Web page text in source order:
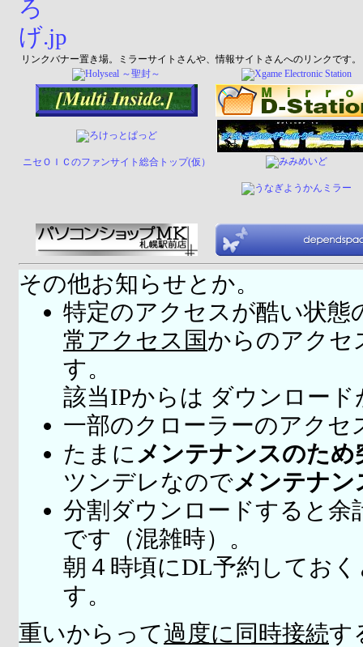
リンクバナー置き場。ミラーサイトさんや、情報サイトさんへのリンクです。
ニセＯＩＣのファンサイト総合トップ(仮）
その他お知らせとか。
特定のアクセスが酷い状態
常アクセス国からのアクセ
す。
該当IPからは ダウンロー
一部のクローラーのアクセ
たまに メンテナンスのため
ツンデレなのでメンテナ
分割ダウンロードすると余
です（混雑時）。
朝４時頃にDL予約してお
す。
重いからって過度に同時接続す